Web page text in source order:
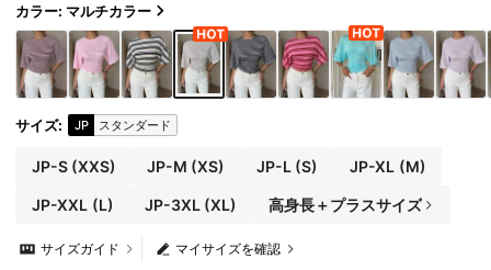
カラー: マルチカラー
サイズ: JP スタンダード
JP-S(XXS) JP-M (XS) JP-L(S) JP-XL (M)
JP-XXL (L) JP-3XL (XL) 高身長＋プラスサイズ
マイサイズを確認
サイズガイド